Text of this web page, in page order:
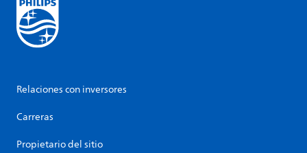
Relaciones con inversores
Carreras
Propietario del sitio